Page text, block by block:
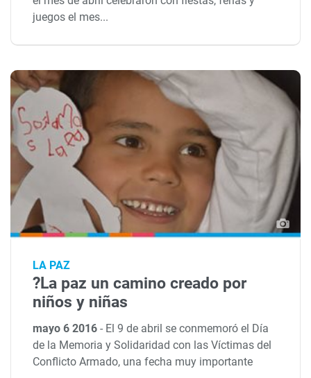
juegos el mes...
LA PAZ
?La paz un camino creado por
niños y niñas
mayo 6 2016- El 9 de abril se conmemoró el Día
de la Memoria y Solidaridad con las Víctimas del
Conflicto Armado, una fecha muy importante